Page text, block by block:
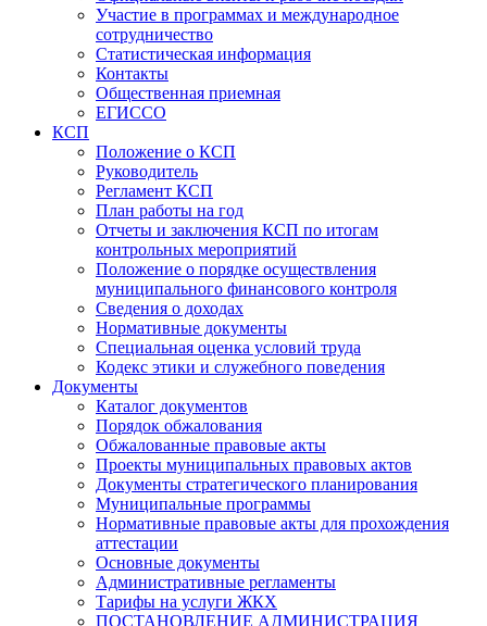
Участие в программах и международное
сотрудничество
Статистическая информация
Контакты
Общественная приемная
ЕГИССО
КСП
Положение о КСП
Руководитель
Регламент КСП
План работы на год
Отчеты и заключения КСП по итогам
контрольных мероприятий
Положение о порядке осуществления
муниципального финансового контроля
Сведения о доходах
Нормативные документы
Специальная оценка условий труда
Кодекс этики и служебного поведения
Документы
Каталог документов
Порядок обжалования
Обжалованные правовые акты
Проекты муниципальных правовых актов
Документы стратегического планирования
Муниципальные программы
Нормативные правовые акты для прохождения
аттестации
Основные документы
Административные регламенты
Тарифы на услуги ЖКХ
ПОСТАНОВЛЕНИЕ АДМИНИСТРАЦИЯ